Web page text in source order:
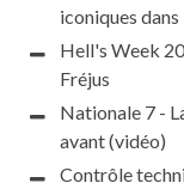
iconiques
Hell's Week
Fréjus
Nationale 7 -
avant (vidéo)
Contrôle